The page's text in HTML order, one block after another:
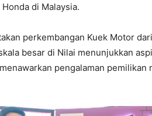
di Malaysia.
perkembangan Kuek Motor
besar di Nilai menunjukkan
pengalaman